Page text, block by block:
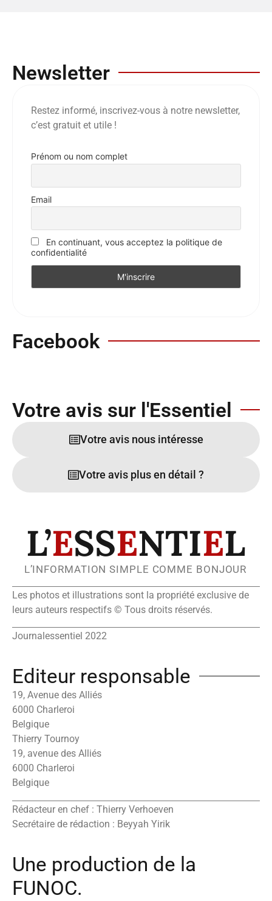
Newsletter
Restez informé, inscrivez-vous à notre newsletter,
c’est gratuit et utile !
Prénom ou nom complet
Email
En continuant, vous acceptez la politique de
confidentialité
Facebook
Votre avis sur l'Essentiel
Votre avis nous intéresse
Votre avis plus en détail ?
L’ESSENTIEL
L’INFORMATION SIMPLE COMME BONJOUR
Les photos et illustrations sont la propriété exclusive de
leurs auteurs respectifs © Tous droits réservés.
Journalessentiel 2022
Editeur responsable
19, Avenue des Alliés
6000 Charleroi
Belgique
Thierry Tournoy
19, avenue des Alliés
6000 Charleroi
Belgique
Rédacteur en chef : Thierry Verhoeven
Secrétaire de rédaction : Beyyah Yirik
Une production de la
FUNOC.